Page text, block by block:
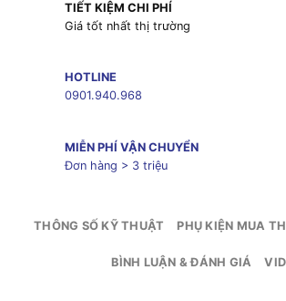
TIẾT KIỆM CHI PHÍ
Giá tốt nhất thị trường
HOTLINE
0901.940.968
MIỄN PHÍ VẬN CHUYỂN
Đơn hàng > 3 triệu
THÔNG SỐ KỸ THUẬT PHỤ KIỆN MUA
BÌNH LUẬN & ĐÁNH GIÁ